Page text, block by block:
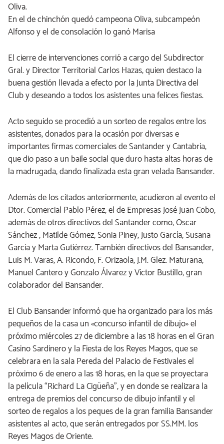
Oliva.
En el de chinchón quedó campeona Oliva, subcampeón
Alfonso y el de consolación lo ganó Marisa
El cierre de intervenciones corrió a cargo del Subdirector
Gral. y Director Territorial Carlos Hazas, quien destaco la
buena gestión llevada a efecto por la Junta Directiva del
Club y deseando a todos los asistentes una felices fiestas.
Acto seguido se procedió a un sorteo de regalos entre los
asistentes, donados para la ocasión por diversas e
importantes firmas comerciales de Santander y Cantabria,
que dio paso a un baile social que duro hasta altas horas de
la madrugada, dando finalizada esta gran velada Bansander.
Además de los citados anteriormente, acudieron al evento el
Dtor. Comercial Pablo Pérez, el de Empresas José Juan Cobo,
además de otros directivos del Santander como, Oscar
Sánchez , Matilde Gómez, Sonia Piney, Justo García, Susana
García y Marta Gutiérrez. También directivos del Bansander,
Luis M. Varas, A. Ricondo, F. Orizaola, J.M. Glez. Maturana,
Manuel Cantero y Gonzalo Álvarez y Víctor Bustillo, gran
colaborador del Bansander.
El Club Bansander informó que ha organizado para los más
pequeños de la casa un «concurso infantil de dibujo» el
próximo miércoles 27 de diciembre a las 18 horas en el Gran
Casino Sardinero y la Fiesta de los Reyes Magos, que se
celebrara en la sala Pereda del Palacio de Festivales el
próximo 6 de enero a las 18 horas, en la que se proyectara
la película “Richard La Cigüeña”, y en donde se realizara la
entrega de premios del concurso de dibujo infantil y el
sorteo de regalos a los peques de la gran familia Bansander
asistentes al acto, que serán entregados por SS.MM. los
Reyes Magos de Oriente.